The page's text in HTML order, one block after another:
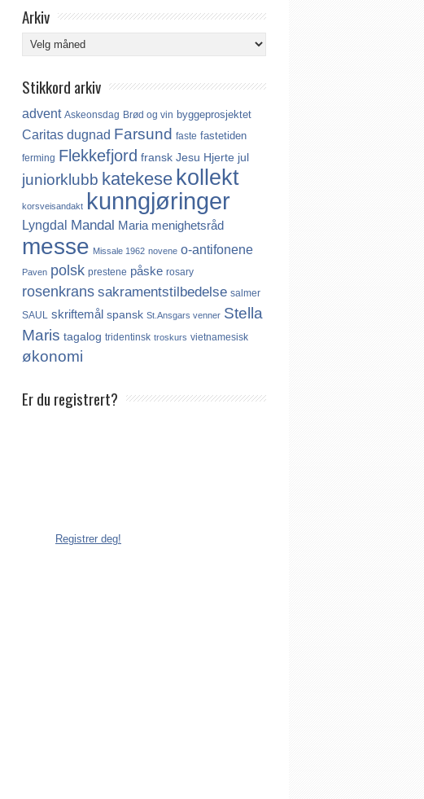
Arkiv
Arkiv
Stikkord arkiv
advent Askeonsdag Brød og vin byggeprosjektet
Caritas dugnad Farsund faste fastetiden
ferming Flekkefjord fransk Jesu Hjerte jul
juniorklubb katekese kollekt
korsveisandakt kunngjøringer
Lyngdal Mandal Maria menighetsråd
messe Missale 1962 novene o-antifonene
Paven polsk prestene påske rosary
rosenkrans sakramentstilbedelse salmer
SAUL skriftemål spansk St.Ansgars venner Stella
Maris tagalog tridentinsk troskurs vietnamesisk
økonomi
Er du registrert?
Registrer deg!